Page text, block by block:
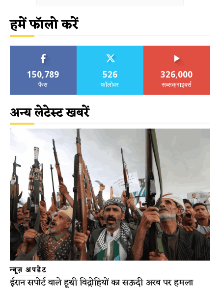
हमें फॉलो करें
150,789
फैंस
526
फॉलोवर
326,000
सब्सक्राइबर्स
अन्य लेटेस्ट खबरें
न्यूज़ अपडेट
ईरान सपोर्ट वाले हूथी विद्रोहियों का सऊदी अरब पर हमला